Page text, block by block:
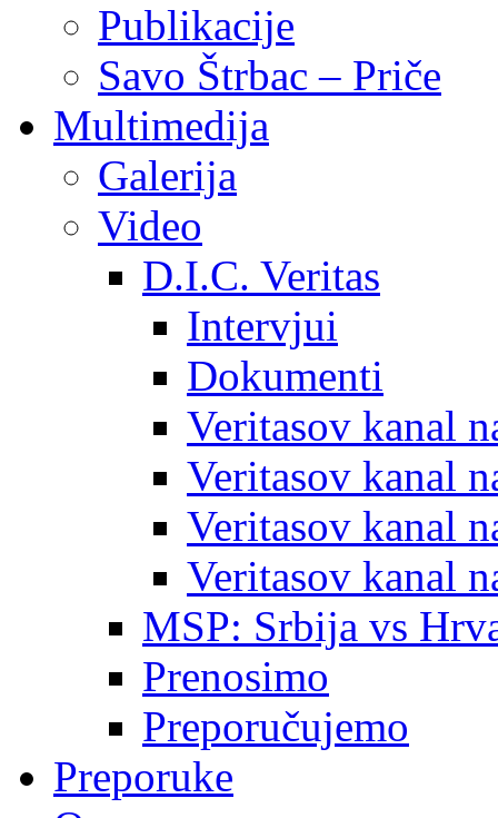
Publikacije
Savo Štrbac – Priče
Multimedija
Galerija
Video
D.I.C. Veritas
Intervjui
Dokumenti
Veritasov kanal
Veritasov kanal
Veritasov kanal
Veritasov kanal
MSP: Srbija vs
Prenosimo
Preporučujemo
Preporuke